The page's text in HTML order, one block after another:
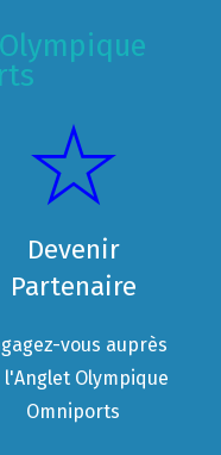
Devenir
Partenaire
vous auprès
l'Anglet Olympique
Omniports